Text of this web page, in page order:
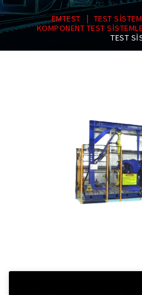
EMTEST | TEST
KOMPONENT TEST
TEST